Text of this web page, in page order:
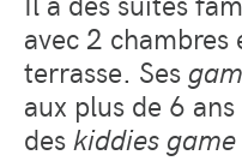
avec 2
terrasse. Ses
aux plus de 6
deskiddies